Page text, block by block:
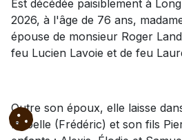
Est décédée paisiblement à
2026, à l'âge de 76 ans,
épouse de monsieur Roger
feu Lucien Lavoie et de feu
Outre son époux, elle laisse
Isabelle (Frédéric) et son fils